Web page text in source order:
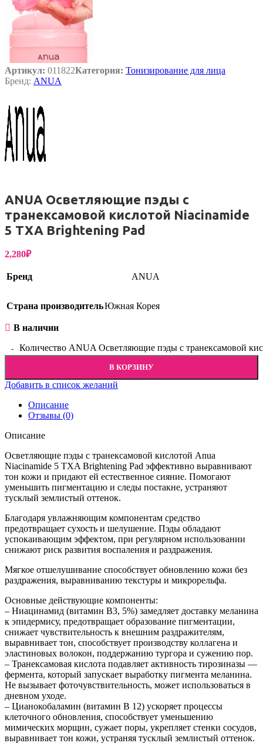
Артикул: 011822Категория: Тонизирование для лица
Бренд: ANUA
ANUA Осветляющие пэды с
транексамовой кислотой Niacinamide
5 TXA Brightening Pad
2,280₽
Бренд ANUA
Страна производительЮжная Корея
В наличии
Количество ANUA Осветляющие пэды с транексамовой
В КОРЗИНУ
Добавить в список желаний
Описание
Отзывы (0)
Описание
Осветляющие пэды с транексамовой кислотой Anua
Niacinamide 5 TXA Brightening Pad эффективно выравнивают
тон кожи и придают ей естественное сияние. Помогают
уменьшить пигментацию и следы постакне, устраняют
тусклый землистый оттенок.
Благодаря увлажняющим компонентам средство
предотвращает сухость и шелушение. Пэды обладают
успокаивающим эффектом, при регулярном использовании
снижают риск развития воспаления и раздражения.
Мягкое отшелушивание способствует обновлению кожи без
раздражения, выравниванию текстуры и микрорельфа.
Основные действующие компоненты:
– Ниацинамид (витамин B3, 5%) замедляет доставку меланина
к эпидермису, предотвращает образование пигментации,
снижает чувствительность к внешним раздражителям,
выравнивает тон, способствует производству коллагена и
эластиновых волокон, поддержанию тургора и сужению пор.
– Транексамовая кислота подавляет активность тирозиназы —
фермента, который запускает выработку пигмента меланина.
Не вызывает фоточувствительность, может использоваться в
дневном уходе.
– Цианокобаламин (витамин В 12) ускоряет процессы
клеточного обновления, способствует уменьшению
мимических морщин, сужает поры, укрепляет стенки сосудов,
выравнивает тон кожи, устраняя тусклый землистый оттенок.